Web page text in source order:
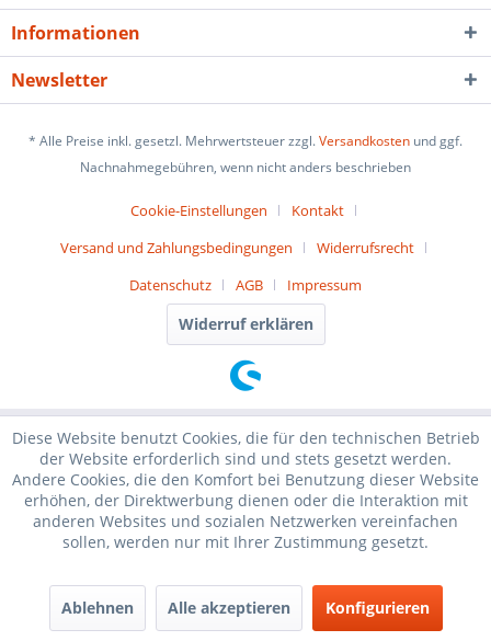
Informationen
Newsletter
* Alle Preise inkl. gesetzl. Mehrwertsteuer zzgl.Versandkosten und ggf.
Nachnahmegebühren, wenn nicht anders beschrieben
Cookie-Einstellungen
Kontakt
Versand und Zahlungsbedingungen
Widerrufsrecht
Datenschutz
AGB Impressum
Widerruf erklären
Diese Website benutzt Cookies, die für den technischen Betrieb
der Website erforderlich sind und stets gesetzt werden.
Andere Cookies, die den Komfort bei Benutzung dieser Website
erhöhen, der Direktwerbung dienen oder die Interaktion mit
anderen Websites und sozialen Netzwerken vereinfachen
sollen, werden nur mit Ihrer Zustimmung gesetzt.
Ablehnen Alle akzeptieren Konfigurieren